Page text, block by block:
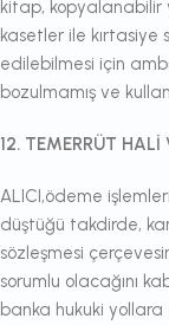
kitap, kopyalanabilir
kasetler ile
edilebilmesi için
bozulmamış ve
12. TEMERRÜT
ALICI,ödeme
düştüğü takdirde,
sözleşmesi
sorumlu olacağını
banka hukuki yollara